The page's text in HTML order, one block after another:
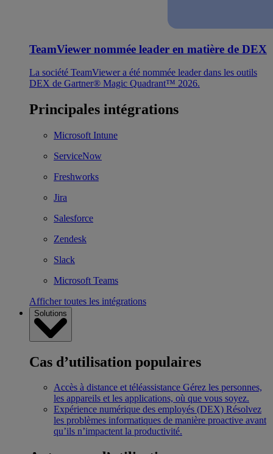
TeamViewer nommée leader en matière de DEX
La société TeamViewer a été nommée leader dans les outils
DEX de Gartner® Magic Quadrant™ 2026.
Principales intégrations
Microsoft Intune
ServiceNow
Freshworks
Jira
Salesforce
Zendesk
Slack
Microsoft Teams
Afficher toutes les intégrations
Solutions
Cas d’utilisation populaires
Accès à distance et téléassistance Gérez les personnes,
les appareils et les applications, où que vous soyez.
Expérience numérique des employés (DEX) Résolvez
les problèmes informatiques de manière proactive avant
qu’ils n’impactent la productivité.